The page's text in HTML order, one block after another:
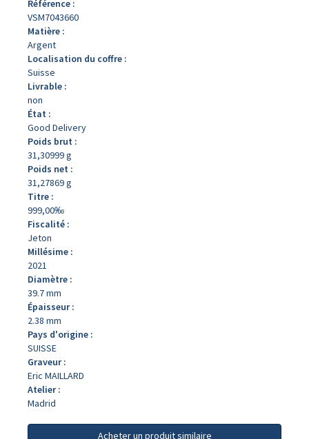
Référence :
VSM7043660
Matière :
Argent
Localisation du coffre :
Suisse
Livrable :
non
État :
Good Delivery
Poids brut :
31,30999 g
Poids net :
31,27869 g
Titre :
999,00‰
Fiscalité :
Jeton
Millésime :
2021
Diamètre :
39.7 mm
Épaisseur :
2.38 mm
Pays d'origine :
SUISSE
Graveur :
Eric MAILLARD
Atelier :
Madrid
Acheter un produit similaire